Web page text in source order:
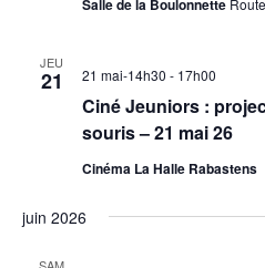
Salle de la Boulonnette
JEU
21
Ciné Jeuniors :
souris – 21 mai 26
21 mai-14h30 - 17h00
Cinéma La Halle Rabastens
juin 2026